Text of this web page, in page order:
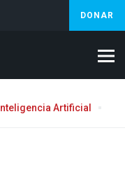
DONAR
Inteligencia Artificial